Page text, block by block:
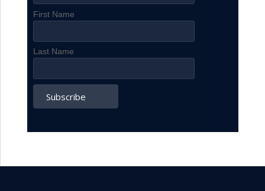
First Name
Last Name